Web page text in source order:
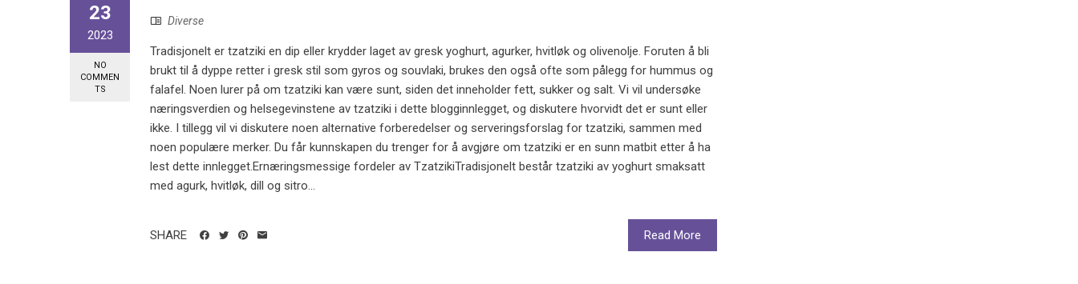
23
2023
NO
COMMEN
TS
Diverse
Tradisjonelt er tzatziki en dip eller krydder laget av gresk yoghurt, agurker, hvitløk og olivenolje. Foruten å bli
brukt til å dyppe retter i gresk stil som gyros og souvlaki, brukes den også ofte som pålegg for hummus og
falafel. Noen lurer på om tzatziki kan være sunt, siden det inneholder fett, sukker og salt. Vi vil undersøke
næringsverdien og helsegevinstene av tzatziki i dette blogginnlegget, og diskutere hvorvidt det er sunt eller
ikke. I tillegg vil vi diskutere noen alternative forberedelser og serveringsforslag for tzatziki, sammen med
noen populære merker. Du får kunnskapen du trenger for å avgjøre om tzatziki er en sunn matbit etter å ha
lest dette innlegget.Ernæringsmessige fordeler av TzatzikiTradisjonelt består tzatziki av yoghurt smaksatt
med agurk, hvitløk, dill og sitro...
Read More
SHARE